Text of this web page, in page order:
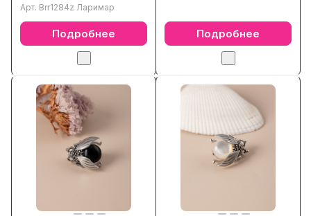
Арт. Brr1284z Ларимар
Подробнее Подробнее